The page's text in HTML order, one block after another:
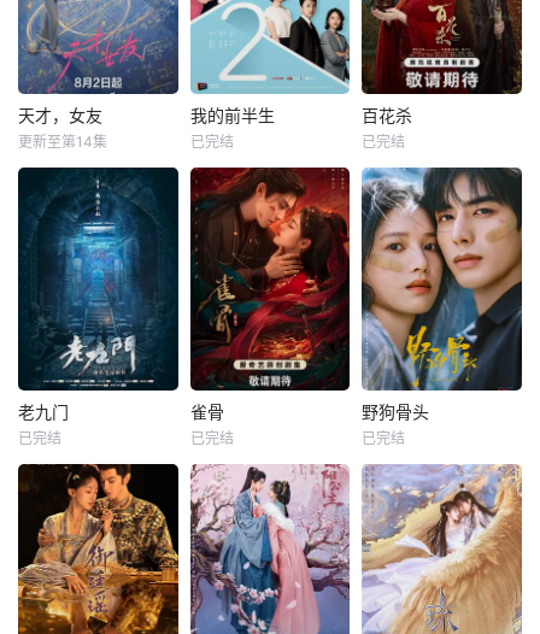
天才，女友
更新至第14集
我的前半生
已完结
百花杀
已完结
老九门
已完结
雀骨
已完结
野狗骨头
已完结